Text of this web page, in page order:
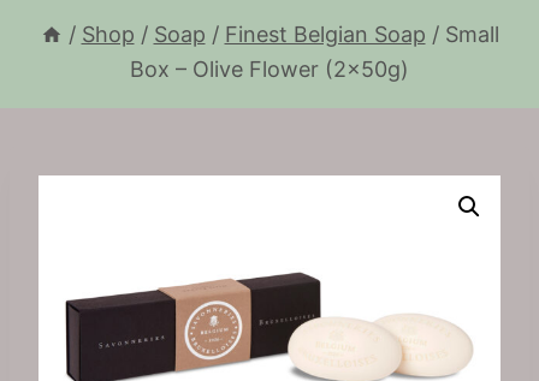
/ Shop / Soap / Finest Belgian Soap / Small
Box – Olive Flower (2x50g)